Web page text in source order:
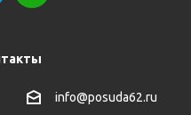
info@posuda62.ru